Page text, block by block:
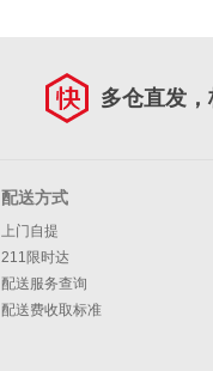
多仓直发
配送方式
上门自提
211限时达
配送服务查询
配送费收取标准